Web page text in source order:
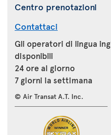
Centro prenotazioni
Contattaci
Gli operatori di lingua
disponibili
24 ore al giorno
7 giorni la settimana
© Air Transat A.T. Inc.